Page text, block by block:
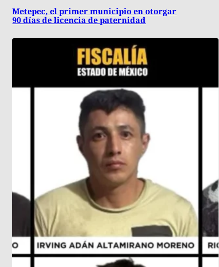
Metepec, el primer municipio en otorgar
90 días de licencia de paternidad